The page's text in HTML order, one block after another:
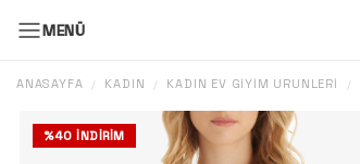
MENÜ
ANASAYFA / KADIN / KADIN EV GIYIM ÜRÜNLERI /
%40 İNDIRIM